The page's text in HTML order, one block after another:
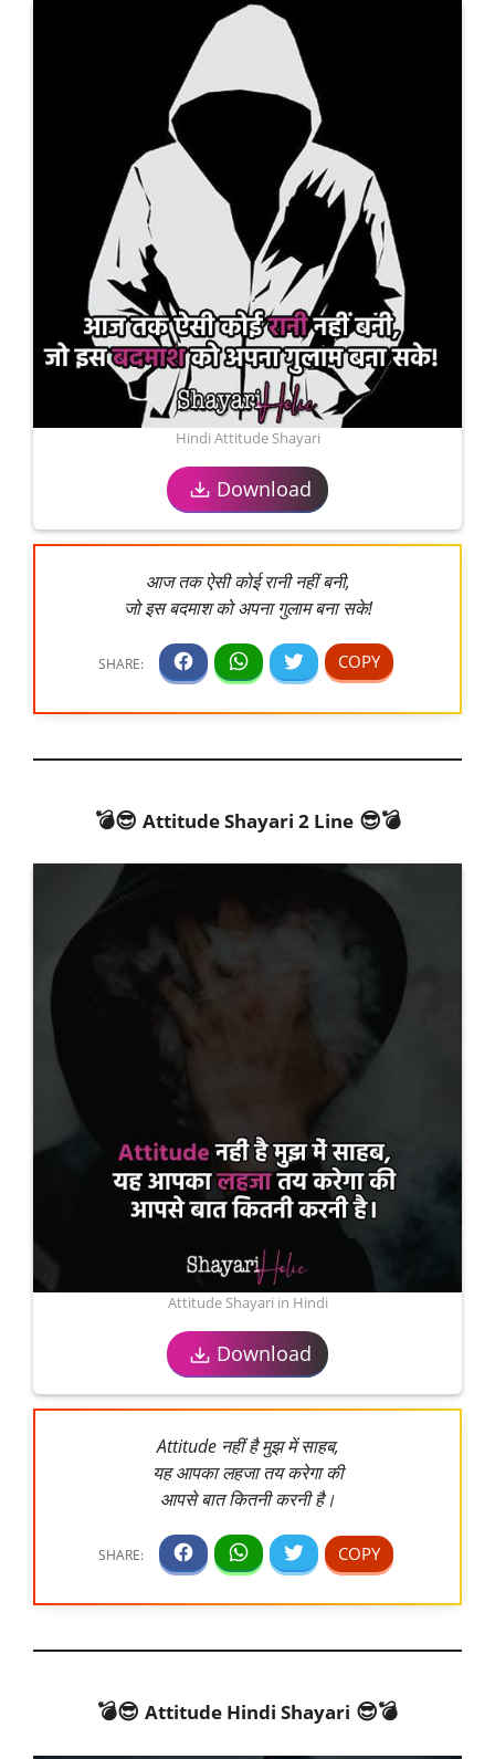
Hindi Attitude Shayari
Download
आज तक ऐसी कोई रानी नहीं बनी,
जो इस बदमाश को अपना गुलाम बना सके!
💣😎 Attitude Shayari 2 Line😎💣
Attitude Shayari in Hindi
Download
Attitude नहीं है मुझ में साहब,
यह आपका लहजा तय करेगा की
आपसे बात कितनी करनी है।
💣😎 Attitude Hindi Shayari 😎💣